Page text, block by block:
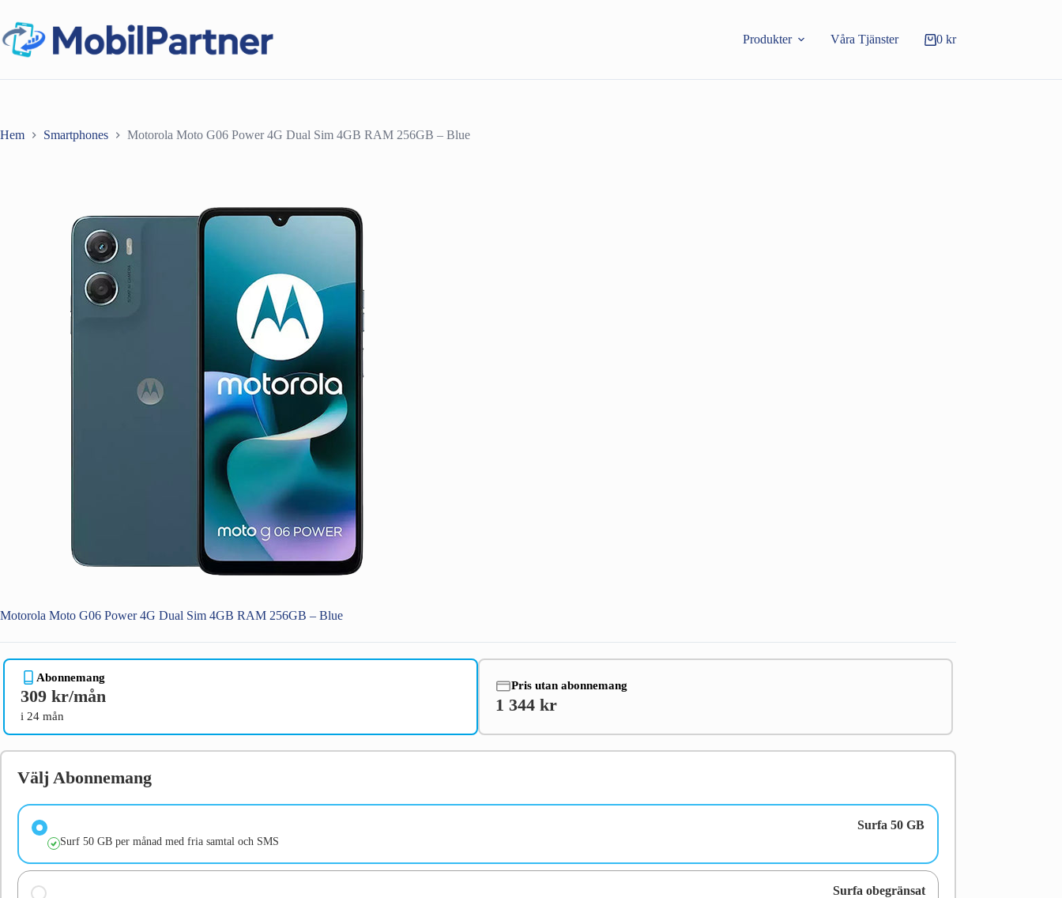
innehåll
Produkter Våra Tjänster Varukorg
0 kr
Hem Smartphones Motorola Moto G06 Power 4G Dual Sim 4GB RAM 256GB – Blue
Motorola Moto G06 Power 4G Dual Sim 4GB RAM 256GB – Blue
Abonnemang
309 kr/mån
i 24 mån
Pris utan abonnemang
1 344 kr
Välj Abonnemang
Surfa 50 GB
Surf 50 GB per månad med fria samtal och SMS
Surfa obegränsat